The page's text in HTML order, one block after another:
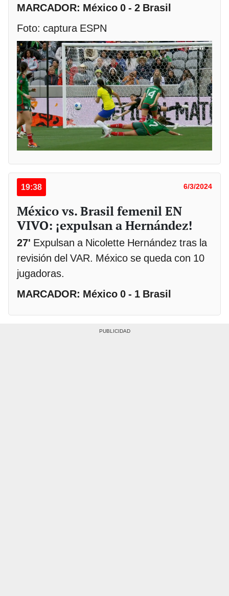
MARCADOR: México 0 - 2 Brasil
Foto: captura ESPN
19:38 6/3/2024
México vs. Brasil femenil EN
VIVO: ¡expulsan a Hernández!
27' Expulsan a Nicolette Hernández tras la
revisión del VAR. México se queda con 10
jugadoras.
MARCADOR: México 0 - 1 Brasil